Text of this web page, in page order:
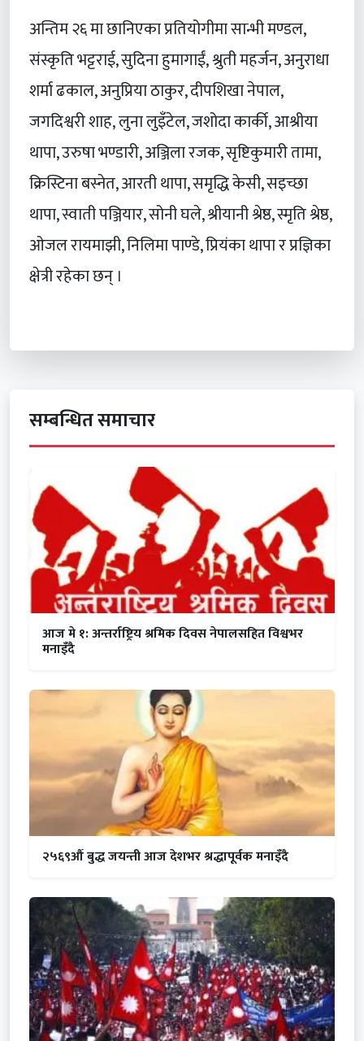
अन्तिम २६ मा छानिएका प्रतियोगीमा सान्भी मण्डल,
संस्कृति भट्टराई, सुदिना हुमागाईं, श्रुती महर्जन, अनुराधा
शर्मा ढकाल, अनुप्रिया ठाकुर, दीपशिखा नेपाल,
जगदिश्वरी शाह, लुना लुइँटेल, जशोदा कार्की, आश्रीया
थापा, उरुषा भण्डारी, अञ्जिला रजक, सृष्टिकुमारी तामा,
क्रिस्टिना बस्नेत, आरती थापा, समृद्धि केसी, सइच्छा
थापा, स्वाती पञ्जियार, सोनी घले, श्रीयानी श्रेष्ठ, स्मृति श्रेष्ठ,
ओजल रायमाझी, निलिमा पाण्डे, प्रियंका थापा र प्रज्ञिका
क्षेत्री रहेका छन् ।
सम्बन्धित समाचार
आज मे १: अन्तर्राष्ट्रिय श्रमिक दिवस नेपालसहित विश्वभर
मनाइँदै
२५६९औँ बुद्ध जयन्ती आज देशभर श्रद्धापूर्वक मनाइँदै